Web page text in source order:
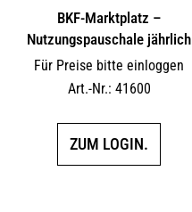
BKF-Marktplatz –
Nutzungspauschale jährlich
Für Preise bitte einloggen
Art.-Nr.: 41600
ZUM LOGIN.